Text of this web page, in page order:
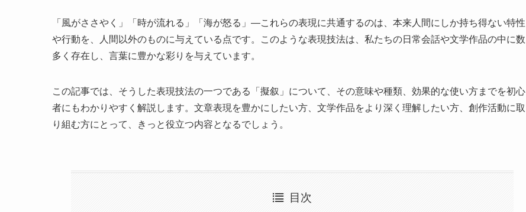
「風がささやく」「時が流れる」「海が怒る」—これらの表現に共通するのは、本来人間にしか持ち得ない特性
や行動を、人間以外のものに与えている点です。このような表現技法は、私たちの日常会話や文学作品の中に数
多く存在し、言葉に豊かな彩りを与えています。
この記事では、そうした表現技法の一つである「擬叙」について、その意味や種類、効果的な使い方までを初心
者にもわかりやすく解説します。文章表現を豊かにしたい方、文学作品をより深く理解したい方、創作活動に取
り組む方にとって、きっと役立つ内容となるでしょう。
目次